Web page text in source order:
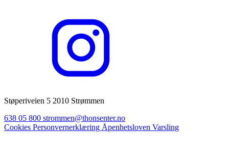
Støperiveien 5 2010 Strømmen
638 05 800 strommen@thonsenter.no
Cookies Personvernerklæring Åpenhetsloven Varsling